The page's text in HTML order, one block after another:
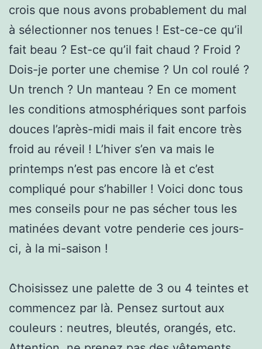
crois que nous avons probablement du mal
à sélectionner nos tenues ! Est-ce-ce qu’il
fait beau ? Est-ce qu’il fait chaud ? Froid ?
Dois-je porter une chemise ? Un col roulé ?
Un trench ? Un manteau ? En ce moment
les conditions atmosphériques sont parfois
douces l’après-midi mais il fait encore très
froid au réveil ! L’hiver s’en va mais le
printemps n’est pas encore là et c’est
compliqué pour s’habiller ! Voici donc tous
mes conseils pour ne pas sécher tous les
matinées devant votre penderie ces jours-
ci, à la mi-saison !
Choisissez une palette de 3 ou 4 teintes et
commencez par là. Pensez surtout aux
couleurs : neutres, bleutés, orangés, etc.